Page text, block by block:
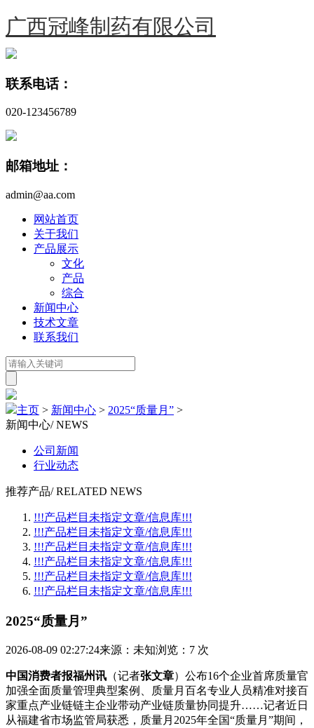
广西冠峰制药有限公司
联系电话：
020-123456789
邮箱地址：
admin@aa.com
网站首页
关于我们
产品展示
文化
产品
综合
新闻中心
技术文章
联系我们
主页 > 新闻中心 > 2025“质量月” >
新闻中心/ NEWS
公司新闻
行业动态
推荐产品/ RELATED NEWS
!!!产品栏目未指定文章/信息库!!!
!!!产品栏目未指定文章/信息库!!!
!!!产品栏目未指定文章/信息库!!!
!!!产品栏目未指定文章/信息库!!!
!!!产品栏目未指定文章/信息库!!!
!!!产品栏目未指定文章/信息库!!!
2025“质量月”
2026-08-09 02:27:24来源：未知浏览：7 次
中国消费者报福州讯 （记者张文章）公布16个企业首席质量官
加强全面质量管理典型案例、质量月百名专业人员精准对接百
家重点产业链链主企业带动产业链质量协同提升……记者近日
从福建省市场监管局获悉，质量月2025年全国“质量月”期间，